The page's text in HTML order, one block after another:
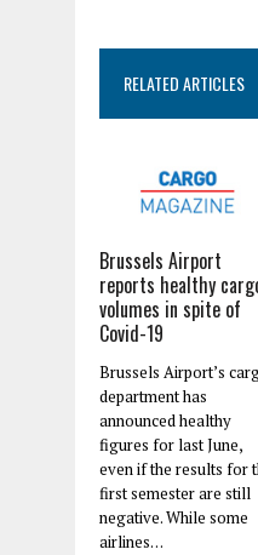
RELATED ARTICLES
Brussels Airport
reports healthy
volumes in spite of
Covid-19
Brussels Airport’s
department has
announced healthy
figures for last June,
even if the results for
first semester are still
negative. While some
airlines…